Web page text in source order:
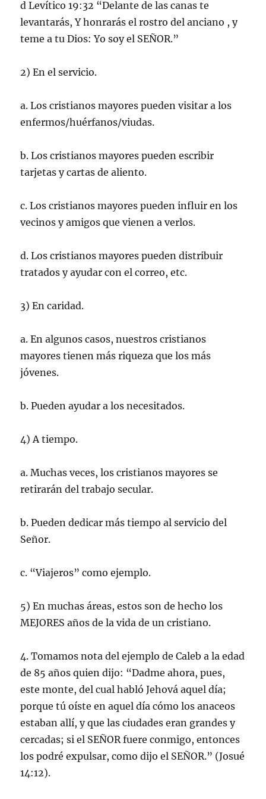
d Levítico 19:32 “Delante de las canas te
levantarás, Y honrarás el rostro del anciano , y
teme a tu Dios: Yo soy el SEÑOR.”
2) En el servicio.
a. Los cristianos mayores pueden visitar a los
enfermos/huérfanos/viudas.
b. Los cristianos mayores pueden escribir
tarjetas y cartas de aliento.
c. Los cristianos mayores pueden influir en los
vecinos y amigos que vienen a verlos.
d. Los cristianos mayores pueden distribuir
tratados y ayudar con el correo, etc.
3) En caridad.
a. En algunos casos, nuestros cristianos
mayores tienen más riqueza que los más
jóvenes.
b. Pueden ayudar a los necesitados.
4) A tiempo.
a. Muchas veces, los cristianos mayores se
retirarán del trabajo secular.
b. Pueden dedicar más tiempo al servicio del
Señor.
c. “Viajeros” como ejemplo.
5) En muchas áreas, estos son de hecho los
MEJORES años de la vida de un cristiano.
4. Tomamos nota del ejemplo de Caleb a la edad
de 85 años quien dijo: “Dadme ahora, pues,
este monte, del cual habló Jehová aquel día;
porque tú oíste en aquel día cómo los anaceos
estaban allí, y que las ciudades eran grandes y
cercadas; si el SEÑOR fuere conmigo, entonces
los podré expulsar, como dijo el SEÑOR.” (Josué
14:12).